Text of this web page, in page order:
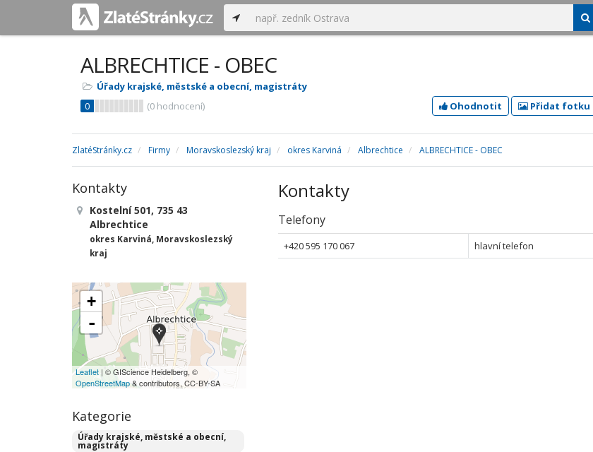
ALBRECHTICE - OBEC
Úřady krajské, městské a obecní, magistráty
0
(0 hodnocení) Ohodnotit Přidat fotku
ZlatéStránky.cz Firmy Moravskoslezský kraj okres Karviná Albrechtice ALBRECHTICE - OBEC
Kontakty
Telefony
+420 595 170 067 hlavní telefon
Kontakty
Kostelní 501, 735 43
Albrechtice
okres Karviná, Moravskoslezský
kraj
+
-
Leaflet | © GIScience Heidelberg, ©
OpenStreetMap& contributors, CC-BY-SA
Kategorie
Úřady krajské, městské a obecní,
magistráty